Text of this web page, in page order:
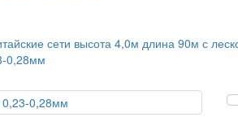
сети высота 4,0м длина 90м с
0,28мм